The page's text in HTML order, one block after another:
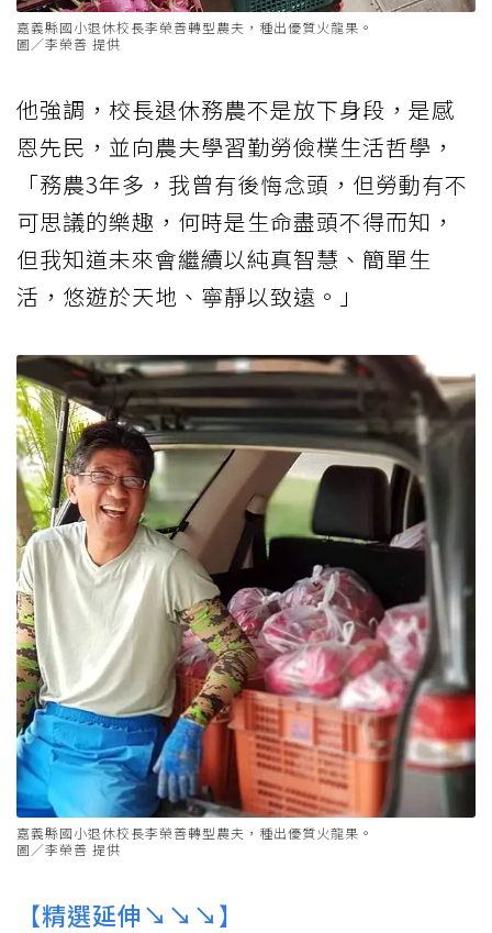
嘉義縣國小退休校長李榮善轉型農夫，種出優質火龍果。
圖／李榮善 提供
他強調，校長退休務農不是放下身段，是感
恩先民，並向農夫學習勤勞儉樸生活哲學，
「務農3年多，我曾有後悔念頭，但勞動有不
可思議的樂趣，何時是生命盡頭不得而知，
但我知道未來會繼續以純真智慧、簡單生
活，悠遊於天地、寧靜以致遠。」
嘉義縣國小退休校長李榮善轉型農夫，種出優質火龍果。
圖／李榮善 提供
【精選延伸↘↘↘】